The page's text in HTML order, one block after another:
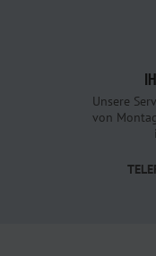
Unsere
von